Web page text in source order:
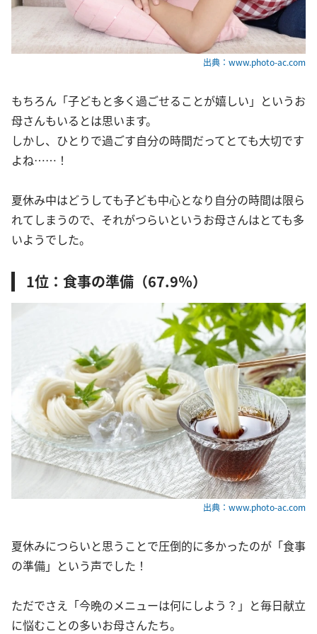
出典：www.photo-ac.com
もちろん「子どもと多く過ごせることが嬉しい」というお
母さんもいるとは思います。
しかし、ひとりで過ごす自分の時間だってとても大切です
よね……！
夏休み中はどうしても子ども中心となり自分の時間は限ら
れてしまうので、それがつらいというお母さんはとても多
いようでした。
1位：食事の準備（67.9％）
出典：www.photo-ac.com
夏休みにつらいと思うことで圧倒的に多かったのが「食事
の準備」という声でした！
ただでさえ「今晩のメニューは何にしよう？」と毎日献立
に悩むことの多いお母さんたち。